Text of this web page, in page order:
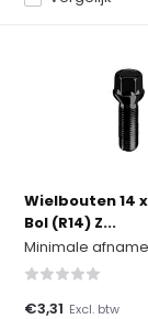
Wielbouten 14 x
Bol (R14) Z...
Minimale afname
€3,31 Excl. btw